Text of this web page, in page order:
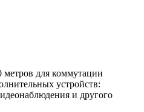
для коммутации
устройств:
и другого